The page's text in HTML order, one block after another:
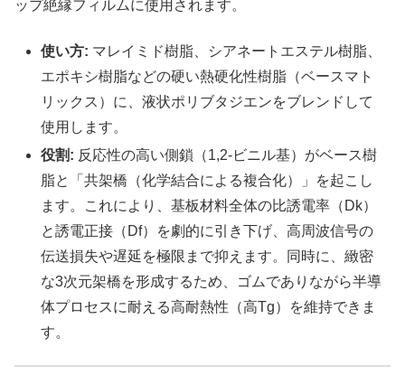
ップ絶縁フィルムに使用されます。
使い方: マレイミド樹脂、シアネートエステル樹脂、
エポキシ樹脂などの硬い熱硬化性樹脂（ベースマト
リックス）に、液状ポリブタジエンをブレンドして
使用します。
役割: 反応性の高い側鎖（1,2-ビニル基）がベース樹
脂と「共架橋（化学結合による複合化）」を起こし
ます。これにより、基板材料全体の比誘電率（Dk）
と誘電正接（Df）を劇的に引き下げ、高周波信号の
伝送損失や遅延を極限まで抑えます。同時に、緻密
な3次元架橋を形成するため、ゴムでありながら半導
体プロセスに耐える高耐熱性（高Tg）を維持できま
す。